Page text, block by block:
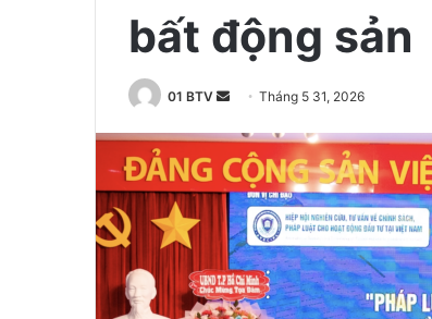
bất động sản
01 BTV
d
a
n
e
m
a
Tháng 5 31, 2026